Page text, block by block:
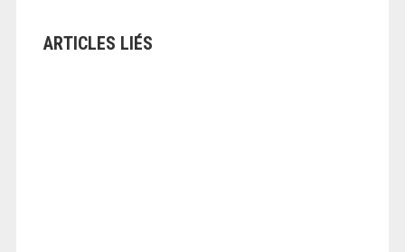
ARTICLES LIÉS